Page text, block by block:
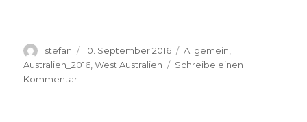
Autor
stefan
Veröffentlicht
am
10. September 2016 Kategorien
Allgemein
Australien_2016 ,West Australien
Schreibe einen
Kommentarzu